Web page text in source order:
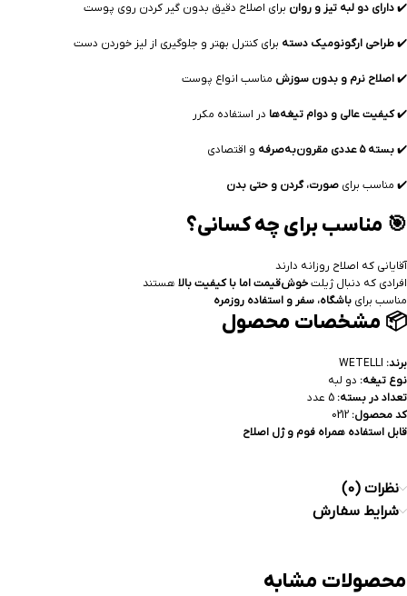
✔️دارای دو لبه تیز و روان برای اصلاح دقیق بدون گیر کردن روی پوست
✔️طراحی ارگونومیک دسته برای کنترل بهتر و جلوگیری از لیز خوردن دست
✔️اصلاح نرم و بدون سوزش مناسب انواع پوست
✔️کیفیت عالی و دوام تیغه‌ها در استفاده مکرر
✔️بسته ۵ عددی مقرون‌به‌صرفه و اقتصادی
✔️ مناسب برای صورت، گردن و حتی بدن
🎯 مناسب برای چه کسانی؟
آقایانی که اصلاح روزانه دارند
افرادی که دنبال ژیلتخوش‌قیمت اما با کیفیت بالا هستند
مناسب برای باشگاه، سفر و استفاده روزمره
📦 مشخصات محصول
برند:
نوع تیغه: دو لبه
تعداد در بسته:
کد محصول:
قابل استفاده همراه فوم و ژل اصلاح
نظرات (0)
شرایط سفارش
محصولات مشابه